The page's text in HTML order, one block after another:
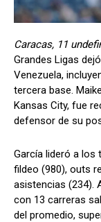
Caracas, 11
Grandes Ligas
Venezuela,
tercera base.
Kansas City, fue
defensor de su
García lideró a los
fildeo (980), outs
asistencias (234).
con 13 carreras
del promedio,